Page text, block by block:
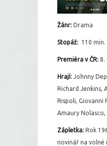
Žánr: Drama
Stopáž: 110 min.
Premiéra v ČR: 8.
Hrají: Johnny
Richard Jenkins,
Rispoli, Giovanni
Amaury
Zápletka: Rok
novinář na volné